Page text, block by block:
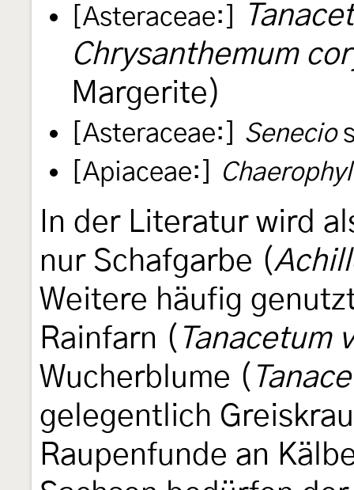
[Asteraceae:]
Chrysanthemum
Margerite)
[Asteraceae:] Senecio
[Apiaceae:]
In der Literatur wird
nur Schafgarbe (
Weitere häufig
Rainfarn ( Tanacetum
Wucherblume (
gelegentlich
Raupenfunde an